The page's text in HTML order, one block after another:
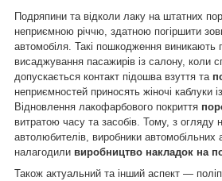
Подряпини та відколи лаку на штатних
неприємною річчю, здатною погіршити
автомобіля. Такі пошкодження виникають
висаджування пасажирів із салону, коли
допускається контакт підошва взуття та
неприємностей приносять жіночі каблуки
Відновлення лакофарбового покриття
витратою часу та засобів. Тому, з огляду
автолюбителів, виробники автомобільних
налагодили виробництво накладок на
Також актуальний та інший аспект —